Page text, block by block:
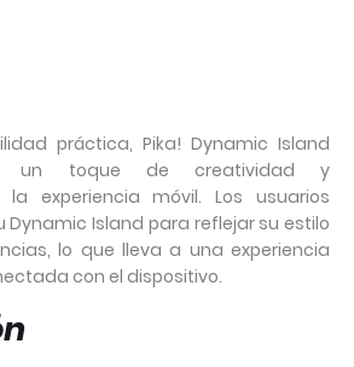
práctica, Pika! Dynamic Island
un toque de creatividad y
la experiencia móvil. Los usuarios
Island para reflejar su estilo
lo que lleva a una experiencia
con el dispositivo.